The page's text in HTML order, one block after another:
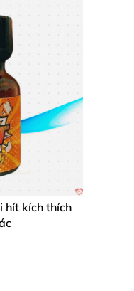
hít kích thích